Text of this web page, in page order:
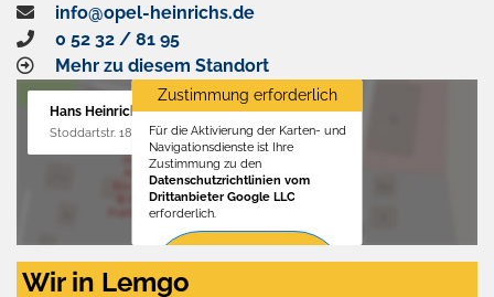
info@opel-heinrichs.de
0 52 32 / 81 95
Mehr zu diesem Standort
Hans Heinrichs GmbH
Stoddartstr. 18, 32758 Detmold
Zustimmung erforderlich
Für die Aktivierung der Karten- und
Navigationsdienste ist Ihre
Zustimmung zu den
Datenschutzrichtlinien vom
Drittanbieter Google LLC
erforderlich.
Zustimmen
Wir in Lemgo